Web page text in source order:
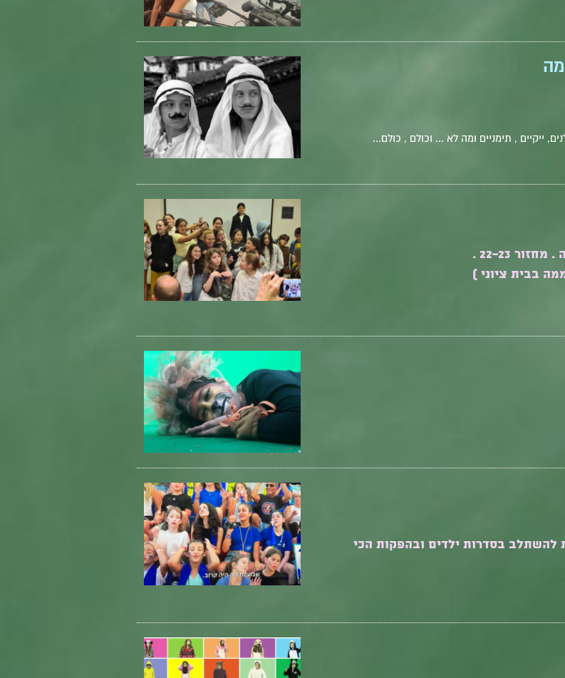
ייקיים , תימניים ומה לא ... וכולם , כולם...
22-23 .
בבית ציוני )
בסדרות ילדים ובהפקות הכי